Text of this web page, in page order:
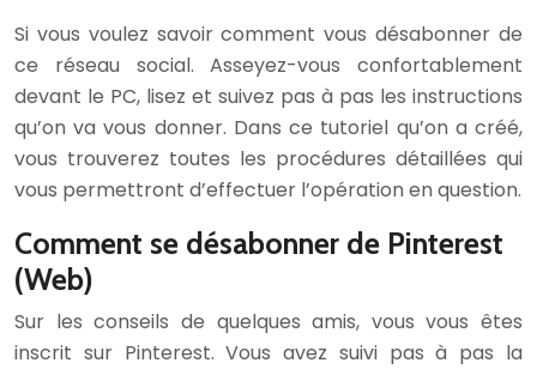
Si vous voulez savoir comment vous désabonner de
ce réseau social. Asseyez-vous confortablement
devant le PC, lisez et suivez pas à pas les instructions
qu’on va vous donner. Dans ce tutoriel qu’on a créé,
vous trouverez toutes les procédures détaillées qui
vous permettront d’effectuer l’opération en question.
Comment se désabonner de Pinterest
(Web)
Sur les conseils de quelques amis, vous vous êtes
inscrit sur Pinterest. Vous avez suivi pas à pas la